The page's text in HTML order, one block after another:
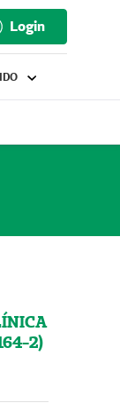
Login
2)